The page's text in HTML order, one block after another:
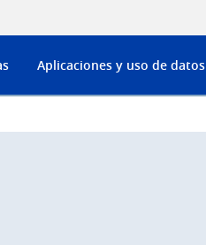
Aplicaciones y uso de datos